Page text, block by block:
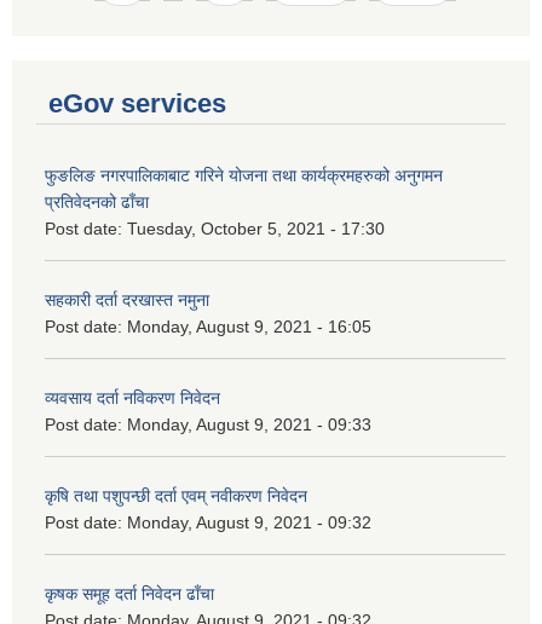
eGov services
फुङलिङ नगरपालिकाबाट गरिने योजना तथा कार्यक्रमहरुको अनुगमन
प्रतिवेदनको ढाँचा
Post date: Tuesday, October 5, 2021 - 17:30
सहकारी दर्ता दरखास्त नमुना
Post date: Monday, August 9, 2021 - 16:05
व्यवसाय दर्ता नविकरण निवेदन
Post date: Monday, August 9, 2021 - 09:33
कृषि तथा पशुपन्छी दर्ता एवम् नवीकरण निवेदन
Post date: Monday, August 9, 2021 - 09:32
कृषक समूह दर्ता निवेदन ढाँचा